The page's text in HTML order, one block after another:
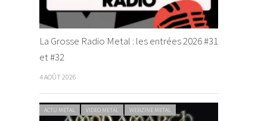
La Grosse Radio Metal : les entrées 2026 #31
et #32
4 AOÛT 2026
ACTU METAL VIDEO METAL WEBZINE METAL